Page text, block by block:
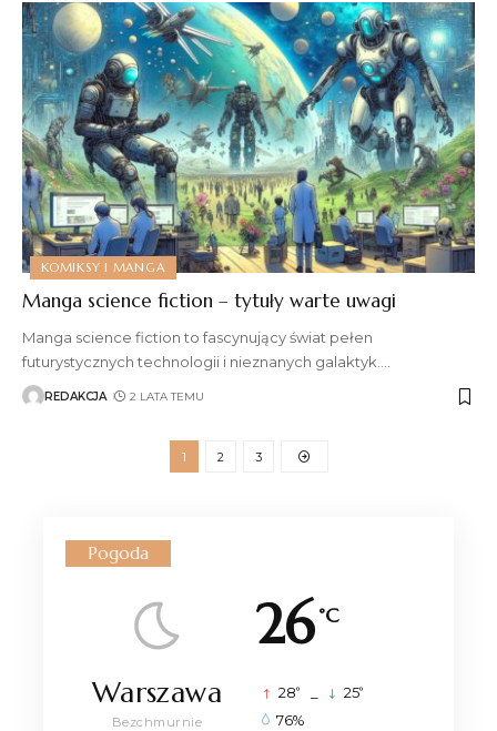
KOMIKSY I MANGA
Manga science fiction – tytuły warte uwagi
Manga science fiction to fascynujący świat pełen
futurystycznych technologii i nieznanych galaktyk.…
REDAKCJA 2 LATA TEMU
1 2 3
Pogoda
26 °C
Warszawa
Bezchmurnie
28° 25°
76%